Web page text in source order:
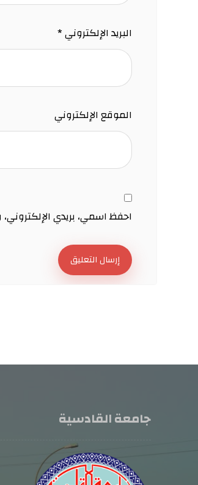
البريد الإلكتروني*
الموقع الإلكتروني
احفظ اسمي، بريدي
إرسال التعليق
جامعة القادسية